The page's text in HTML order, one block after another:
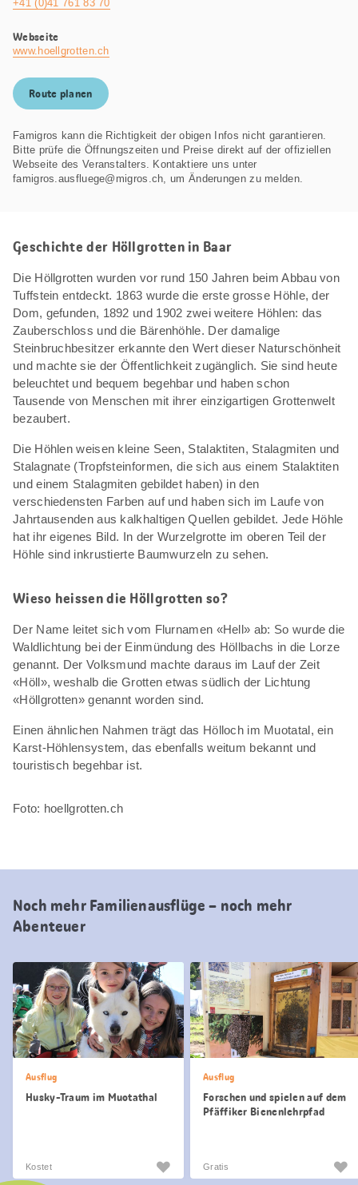
+41 (0)41 761 83 70
Webseite
www.hoellgrotten.ch
Route planen
Famigros kann die Richtigkeit der obigen Infos nicht garantieren.
Bitte prüfe die Öffnungszeiten und Preise direkt auf der offiziellen
Webseite des Veranstalters. Kontaktiere uns unter
famigros.ausfluege@migros.ch, um Änderungen zu melden.
Geschichte der Höllgrotten in Baar
Die Höllgrotten wurden vor rund 150 Jahren beim Abbau von
Tuffstein entdeckt. 1863 wurde die erste grosse Höhle, der
Dom, gefunden, 1892 und 1902 zwei weitere Höhlen: das
Zauberschloss und die Bärenhöhle. Der damalige
Steinbruchbesitzer erkannte den Wert dieser Naturschönheit
und machte sie der Öffentlichkeit zugänglich. Sie sind heute
beleuchtet und bequem begehbar und haben schon
Tausende von Menschen mit ihrer einzigartigen Grottenwelt
bezaubert.
Die Höhlen weisen kleine Seen, Stalaktiten, Stalagmiten und
Stalagnate (Tropfsteinformen, die sich aus einem Stalaktiten
und einem Stalagmiten gebildet haben) in den
verschiedensten Farben auf und haben sich im Laufe von
Jahrtausenden aus kalkhaltigen Quellen gebildet. Jede Höhle
hat ihr eigenes Bild. In der Wurzelgrotte im oberen Teil der
Höhle sind inkrustierte Baumwurzeln zu sehen.
Wieso heissen die Höllgrotten so?
Der Name leitet sich vom Flurnamen «Hell» ab: So wurde die
Waldlichtung bei der Einmündung des Höllbachs in die Lorze
genannt. Der Volksmund machte daraus im Lauf der Zeit
«Höll», weshalb die Grotten etwas südlich der Lichtung
«Höllgrotten» genannt worden sind.
Einen ähnlichen Nahmen trägt das Hölloch im Muotatal, ein
Karst-Höhlensystem, das ebenfalls weitum bekannt und
touristisch begehbar ist.
Foto: hoellgrotten.ch
Noch mehr Familienausflüge – noch mehr
Abenteuer
Ausflug
Husky-Traum im Muotathal
Kostet
Ausflug
Forschen und spielen auf dem
Pfäffiker Bienenlehrpfad
Gratis